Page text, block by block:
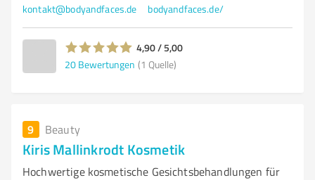
kontakt@bodyandfaces.de bodyandfaces.de/
4,90 / 5,00
20 Bewertungen (1 Quelle)
9 Beauty
Kiris Mallinkrodt Kosmetik
Hochwertige kosmetische Gesichtsbehandlungen für